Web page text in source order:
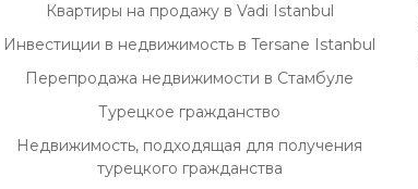
Квартиры на продажу в Vadi Istanbul
Инвестиции в недвижимость в Tersane Istanbul
Перепродажа недвижимости в Стамбуле
Турецкое гражданство
Недвижимость, подходящая для получения
турецкого гражданства